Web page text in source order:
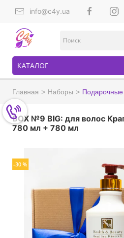
info@c4y.ua
КАТАЛОГ
Главная Наборы Подарочные
BOX №9 BIG: для волос
780 мл + 780 мл
-30 %